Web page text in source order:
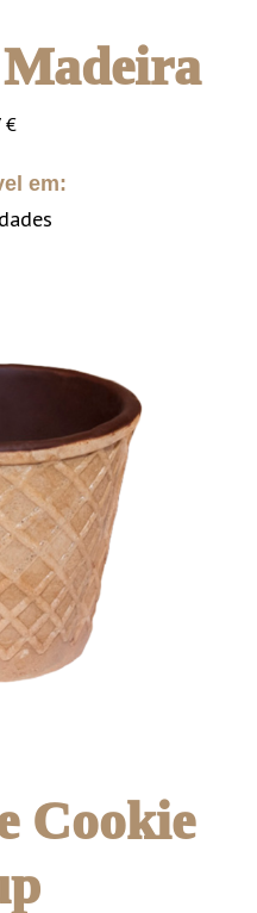
€
em:
Cookie